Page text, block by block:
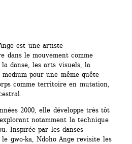
est une artiste
dans le mouvement comme
danse, les arts visuels, la
pour une même quête
comme territoire en mutation,
2000, elle développe très tôt
notamment la technique
Inspirée par les danses
gwo-ka, Ndoho Ange revisite les